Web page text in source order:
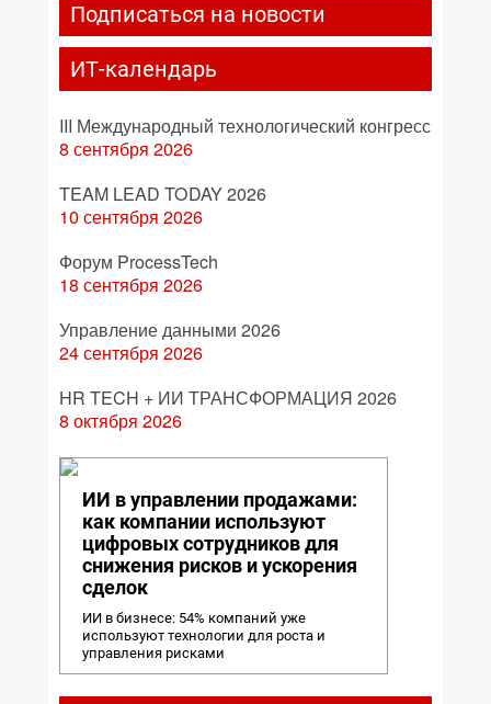
Подписаться на новости
ИТ-календарь
III Международный технологический конгресс
8 сентября 2026
TEAM LEAD TODAY 2026
10 сентября 2026
Форум ProcessTech
18 сентября 2026
Управление данными 2026
24 сентября 2026
HR TECH + ИИ ТРАНСФОРМАЦИЯ 2026
8 октября 2026
ИИ в управлении продажами:
как компании используют
цифровых сотрудников для
снижения рисков и ускорения
сделок
ИИ в бизнесе: 54% компаний уже
используют технологии для роста и
управления рисками